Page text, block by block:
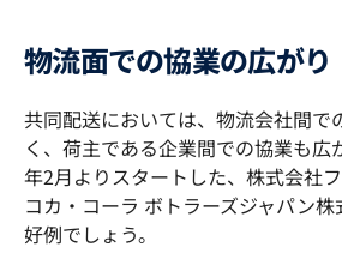
物流面での協業の広がり
共同配送においては、物流会社間で
く、荷主である企業間での協業も広
年2月よりスタートした、株式会社
コカ・コーラ ボトラーズジャパン
好例でしょう。